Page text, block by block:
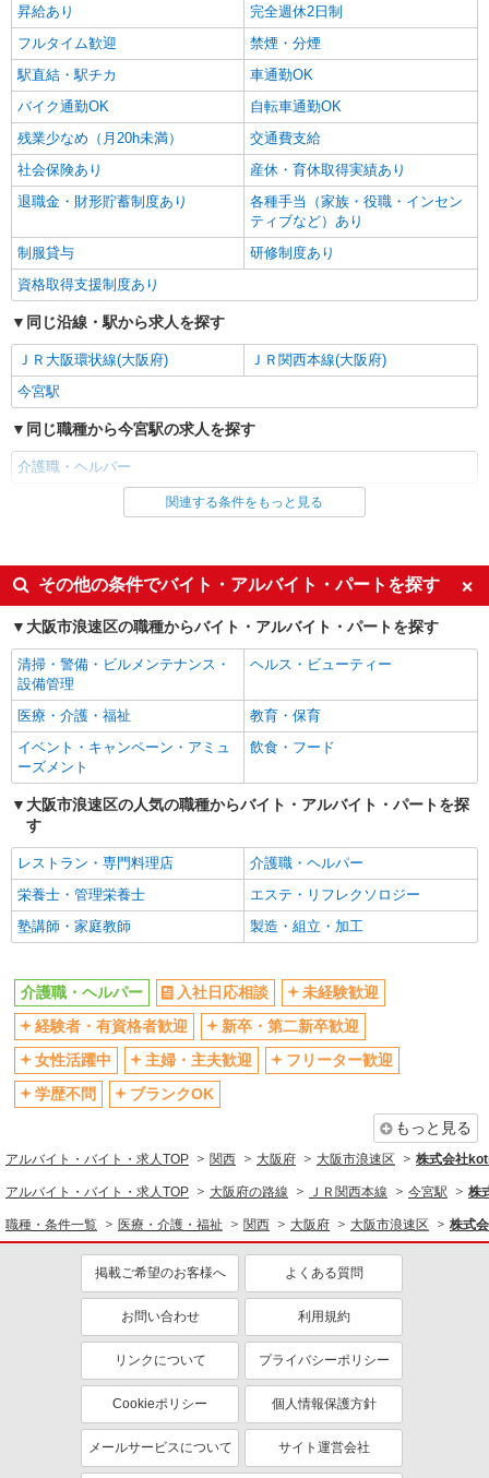
昇給あり
完全週休2日制
フルタイム歓迎
禁煙・分煙
駅直結・駅チカ
車通勤OK
バイク通勤OK
自転車通勤OK
残業少なめ（月20h未満）
交通費支給
社会保険あり
産休・育休取得実績あり
退職金・財形貯蓄制度あり
各種手当（家族・役職・インセン
ティブなど）あり
制服貸与
研修制度あり
資格取得支援制度あり
同じ沿線・駅から求人を探す
ＪＲ大阪環状線(大阪府)
ＪＲ関西本線(大阪府)
今宮駅
同じ職種から今宮駅の求人を探す
介護職・ヘルパー
同じ雇用形態から今宮駅の求人を探す
同じ特徴から今宮駅の求人を探す
入社日応相談
未経験歓迎
経験者・有資格者歓迎
新卒・第二新卒歓迎
女性活躍中
フリーター歓迎
学歴不問
ブランクOK
ミドル（40代～）活躍中
エルダー（50代～）活躍中
高収入・高額
ボーナス・賞与あり
昇給あり
フルタイム歓迎
禁煙・分煙
駅直結・駅チカ
車通勤OK
バイク通勤OK
自転車通勤OK
社会保険あり
産休・育休取得実績あり
退職金・財形貯蓄制度あり
各種手当（家族・役職・インセン
ティブなど）あり
制服貸与
資格取得支援制度あり
同じ職種から求人を探す
医療・介護・福祉
介護職・ヘルパー
同じ特徴から求人を探す
未経験歓迎
ミドル（40代～）活躍中
ボーナス・賞与あり
車通勤OK
社会保険あり
産休・育休取得実績あり
関連する条件をもっと見る
その他の条件でバイト・アルバイト・パートを探す
大阪市浪速区の職種からバイト・アルバイト・パートを探す
清掃・警備・ビルメンテナンス・
設備管理
ヘルス・ビューティー
医療・介護・福祉
教育・保育
イベント・キャンペーン・アミュ
ーズメント
飲食・フード
大阪市浪速区の人気の職種からバイト・アルバイト・パートを探
す
レストラン・専門料理店
介護職・ヘルパー
栄養士・管理栄養士
エステ・リフレクソロジー
塾講師・家庭教師
製造・組立・加工
介護職・ヘルパー 入社日応相談
未経験歓迎
経験者・有資格者歓迎
新卒・第二新卒歓迎
女性活躍中
主婦・主夫歓迎
フリーター歓迎
学歴不問
ブランクOK
もっと見る
アルバイト・バイト・求人TOP 関西 大阪府 大阪市浪速区 株式会社
アルバイト・バイト・求人TOP 大阪府の路線 ＪＲ関西本線 今宮駅 株
職種・条件一覧 医療・介護・福祉 関西 大阪府 大阪市浪速区 株式
掲載ご希望のお客様へ よくある質問
お問い合わせ 利用規約
リンクについて プライバシーポリシー
Cookieポリシー 個人情報保護方針
メールサービスについて サイト運営会社